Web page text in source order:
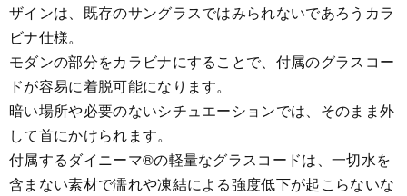
ザインは、既存のサングラスではみられないであろうカラ
ビナ仕様。
モダンの部分をカラビナにすることで、付属のグラスコー
ドが容易に着脱可能になります。
暗い場所や必要のないシチュエーションでは、そのまま外
して首にかけられます。
付属するダイニーマ®の軽量なグラスコードは、一切水を
含まない素材で濡れや凍結による強度低下が起こらないな